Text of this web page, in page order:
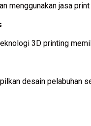
menggunakan jasa
3D printing
desain pelabuhan